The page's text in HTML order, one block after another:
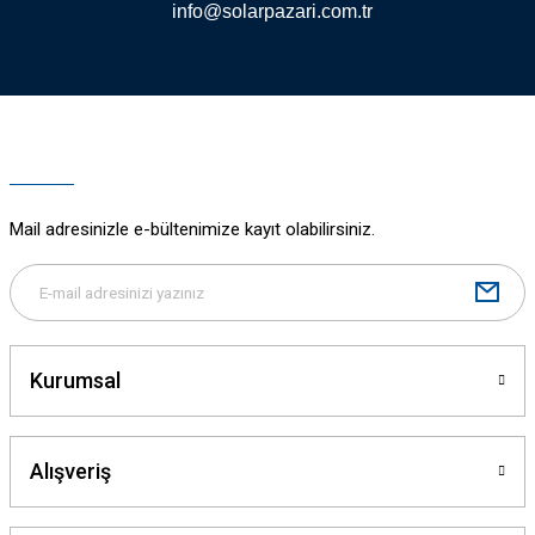
Gönder
info@solarpazari.com.tr
Mail adresinizle e-bültenimize kayıt olabilirsiniz.
Kurumsal
Alışveriş